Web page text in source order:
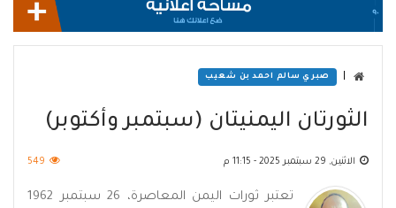
صبري سالم احمد بن شعيب
الثورتان اليمنيتان (سبتمبر وأكتوبر)
الاثنين, 29 سبتمبر 2025 - 11:15 م 549
تعتبر ثورات اليمن المعاصرة، 26 سبتمبر 1962